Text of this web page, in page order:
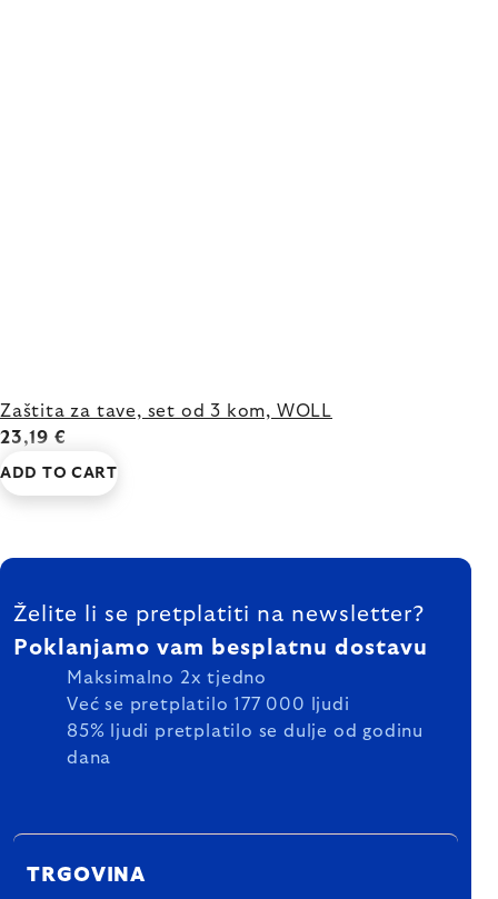
Zaštita za tave, set od 3 kom, WOLL
23,19 €
ADD TO CART
FOOTER
Želite li se pretplatiti na newsletter?
Poklanjamo vam besplatnu dostavu
Maksimalno 2x tjedno
Već se pretplatilo 177 000 ljudi
85% ljudi pretplatilo se dulje od godinu
dana
TRGOVINA